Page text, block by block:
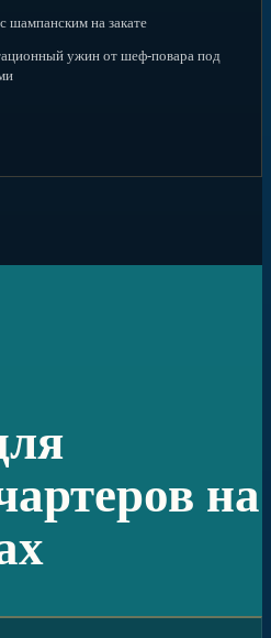
шампанским на закате
ужин от шеф-повара под
на